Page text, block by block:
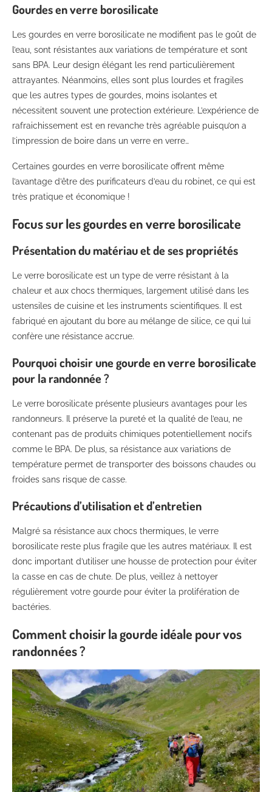
Gourdes en verre borosilicate
Les gourdes en verre borosilicate ne modifient pas le goût de
l’eau, sont résistantes aux variations de température et sont
sans BPA. Leur design élégant les rend particulièrement
attrayantes. Néanmoins, elles sont plus lourdes et fragiles
que les autres types de gourdes, moins isolantes et
nécessitent souvent une protection extérieure. L’expérience de
rafraichissement est en revanche très agréable puisqu’on a
l’impression de boire dans un verre en verre…
Certaines gourdes en verre borosilicate offrent même
l’avantage d’être des purificateurs d’eau du robinet, ce qui est
très pratique et économique !
Focus sur les gourdes en verre borosilicate
Présentation du matériau et de ses propriétés
Le verre borosilicate est un type de verre résistant à la
chaleur et aux chocs thermiques, largement utilisé dans les
ustensiles de cuisine et les instruments scientifiques. Il est
fabriqué en ajoutant du bore au mélange de silice, ce qui lui
confère une résistance accrue.
Pourquoi choisir une gourde en verre borosilicate
pour la randonnée ?
Le verre borosilicate présente plusieurs avantages pour les
randonneurs. Il préserve la pureté et la qualité de l’eau, ne
contenant pas de produits chimiques potentiellement nocifs
comme le BPA. De plus, sa résistance aux variations de
température permet de transporter des boissons chaudes ou
froides sans risque de casse.
Précautions d’utilisation et d’entretien
Malgré sa résistance aux chocs thermiques, le verre
borosilicate reste plus fragile que les autres matériaux. Il est
donc important d’utiliser une housse de protection pour éviter
la casse en cas de chute. De plus, veillez à nettoyer
régulièrement votre gourde pour éviter la prolifération de
bactéries.
Comment choisir la gourde idéale pour vos
randonnées ?